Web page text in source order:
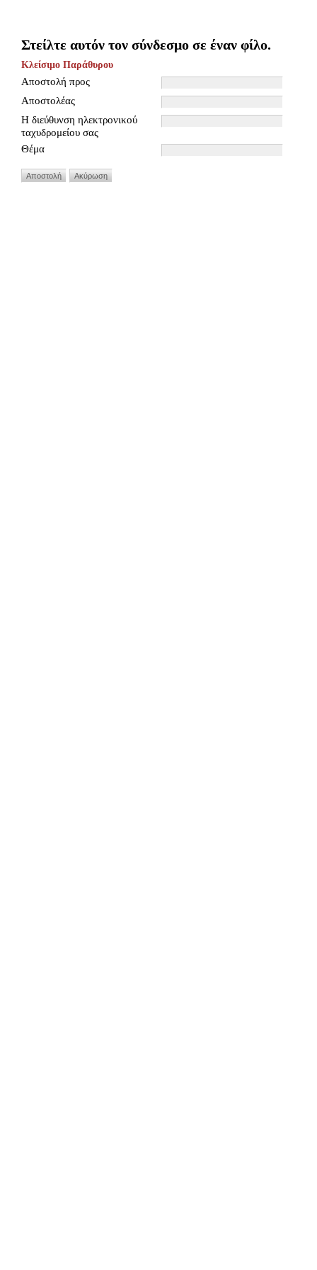
Στείλτε αυτόν τον σύνδεσμο σε έναν φίλο.
Κλείσιμο Παράθυρου
Αποστολή προς
Αποστολέας
Η διεύθυνση ηλεκτρονικού
ταχυδρομείου σας
Θέμα
Αποστολή Ακύρωση